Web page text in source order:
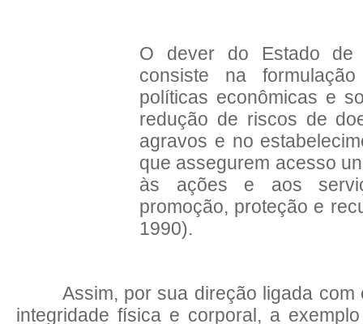
O dever do Estado de
consiste na
políticas econômicas e
redução de riscos de
agravos e no
que assegurem acesso
às ações e aos
promoção, proteção e
1990).
Assim, por sua direção ligada
integridade física e corporal, a